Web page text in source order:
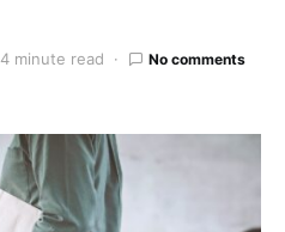
4 minute read No comments